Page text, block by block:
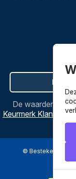
Hier
De waardering
Keurmerk
©